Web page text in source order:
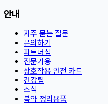
안내
자주 묻는 질문
문의하기
파트너십
전문가용
상호작용 안전 카드
건강팁
소식
복약 정리용품